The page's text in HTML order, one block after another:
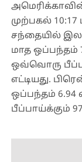
முற்பகல்
சந்தையில்
மாத ஒப்பந்தம்
ஒவ்வொரு
எட்டியது.
ஒப்பந்தம் 6.94
பீப்பாய்க்கும்